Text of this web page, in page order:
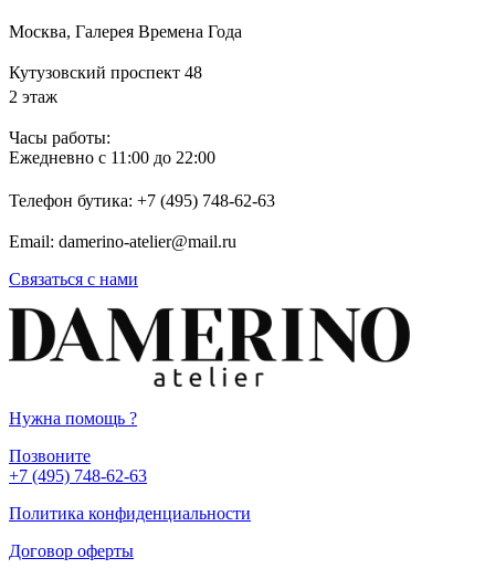
Москва, Галерея Времена Года
Кутузовский проспект 48
2 этаж
Часы работы:
Ежедневно с 11:00 до 22:00
Телефон бутика: +7 (495) 748-62-63
Email: damerino-atelier@mail.ru
Связаться с нами
Нужна помощь ?
Позвоните
+7 (495) 748-62-63
Политика конфиденциальности
Договор оферты